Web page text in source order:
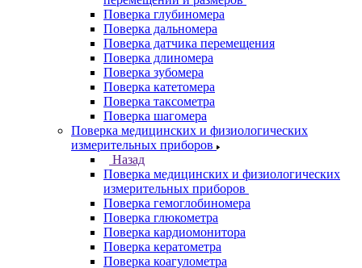
Поверка глубиномера
Поверка дальномера
Поверка датчика перемещения
Поверка длиномера
Поверка зубомера
Поверка катетомера
Поверка таксометра
Поверка шагомера
Поверка медицинских и физиологических
измерительных приборов
Назад
Поверка медицинских и физиологических
измерительных приборов
Поверка гемоглобиномера
Поверка глюкометра
Поверка кардиомонитора
Поверка кератометра
Поверка коагулометра